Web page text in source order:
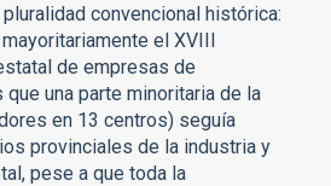
convencional histórica:
el XVIII
de empresas de
una parte minoritaria de la
en 13 centros) seguía
provinciales de la industria y
pese a que toda la